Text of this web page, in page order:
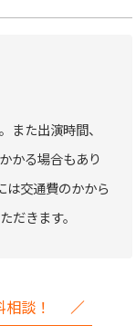
また出演時間、
かる場合もあり
は交通費のかから
だきます。
談！